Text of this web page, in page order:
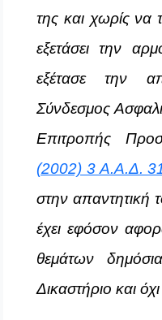
της και χωρίς να
εξετάσει την
εξέτασε την
Σύνδεσμος
Επιτροπής
(2002) 3 Α.Α.Δ.
στην απαντητική
έχει εφόσον
θεμάτων
Δικαστήριο και